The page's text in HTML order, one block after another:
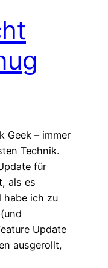
Geek – immer
Technik.
für
als es
habe ich zu
Update
ausgerollt,